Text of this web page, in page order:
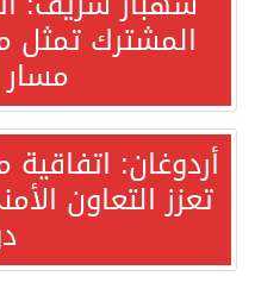
المشترك
مسار
أردوغان:
تعزز التعاون